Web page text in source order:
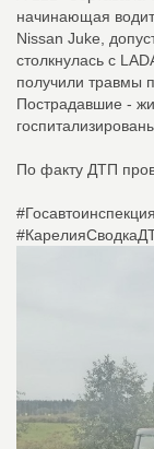
начинающая
Nissan Juke,
столкнулась с
получили травмы
Пострадавшие -
По факту ДТП